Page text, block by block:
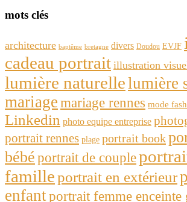
mots clés
architecture baptême bretagne divers Doudou EVJF
cadeau portrait illustration
lumière naturellelumière
mariagemariage rennes mode
Linkedin photo equipe entreprise
portrait rennes plage portrait book
bébéportrait de couple
familleportrait en extérieur
enfantportrait femme enceinte